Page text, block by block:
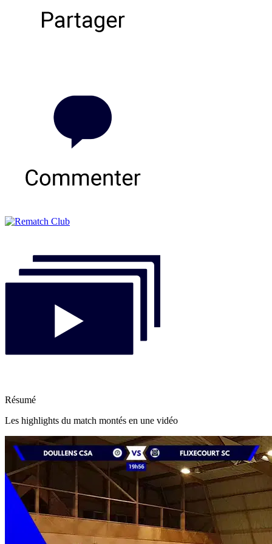
Résumé
Les highlights du match montés en une vidéo